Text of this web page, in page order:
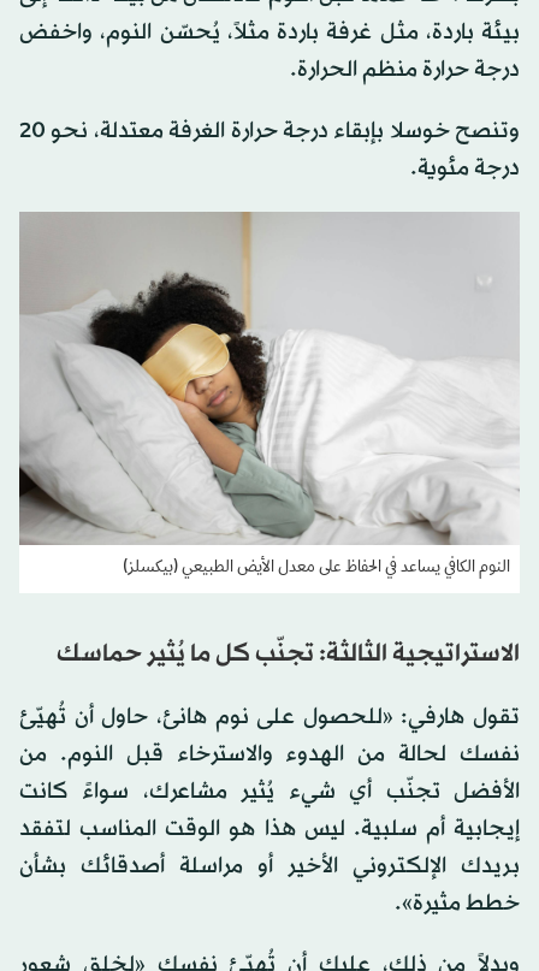
بيئة باردة، مثل غرفة باردة مثلاً، يُحسّن النوم، واخفض
درجة حرارة منظم الحرارة.
وتنصح خوسلا بإبقاء درجة حرارة الغرفة معتدلة، نحو 20
درجة مئوية.
النوم الكافي يساعد في الحفاظ على معدل الأيض الطبيعي (بيكسلز)
الاستراتيجية الثالثة: تجنّب كل ما يُثير حماسك
تقول هارفي: «للحصول على نوم هانئ، حاول أن تُهيّئ
نفسك لحالة من الهدوء والاسترخاء قبل النوم. من
الأفضل تجنّب أي شيء يُثير مشاعرك، سواءً كانت
إيجابية أم سلبية. ليس هذا هو الوقت المناسب لتفقد
بريدك الإلكتروني الأخير أو مراسلة أصدقائك بشأن
خطط مثيرة».
وبدلاً من ذلك، عليك أن تُهيّئ نفسك «لخلق شعور